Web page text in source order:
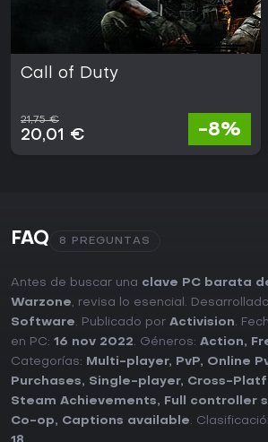
Call of Duty
21,75 €
20,01 € -8%
FAQ 8 PREGUNTAS
Antes de buscar una clave PC barata
Warzone, revisa lo esencial.
Software. Publicado por Activision.
en PC: 16 nov 2022. Géneros: Action,
Categorías:
Multi-player, PvP, Online
Purchases, Single-player, Cross-
Steam Achievements, Full controller
Co-op, Captions available.